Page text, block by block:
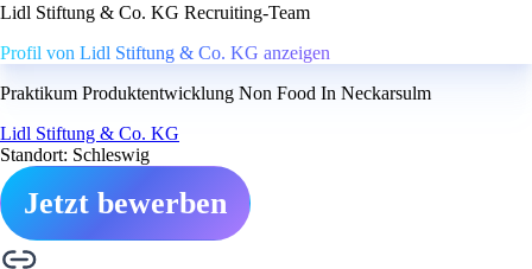
Lidl Stiftung & Co. KG Recruiting-Team
Profil von Lidl Stiftung & Co. KG anzeigen
Praktikum Produktentwicklung Non Food In Neckarsulm
Lidl Stiftung & Co. KG
Standort: Schleswig
Jetzt bewerben